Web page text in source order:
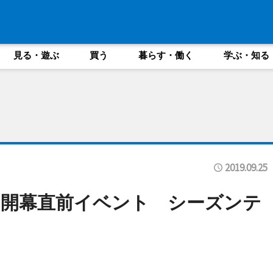
見る・遊ぶ 買う 暮らす・働く 学ぶ・知る
2019.09.25
幕直前イベント シーズンテ